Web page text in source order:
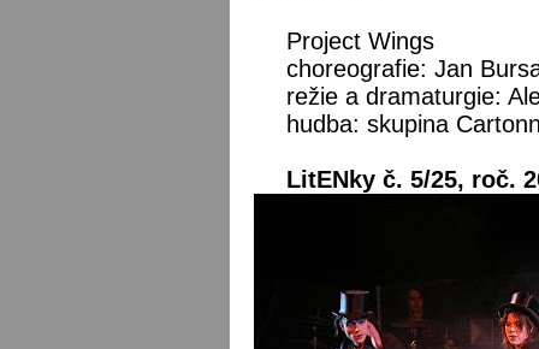
Project Wings
choreografie: Jan
režie a dramaturgie:
hudba: skupina
LitENky č. 5/25, roč.